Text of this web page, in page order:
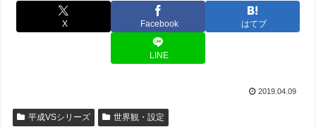
X Facebook はてブ
LINE
2019.04.09
平成VSシリーズ 世界観・設定